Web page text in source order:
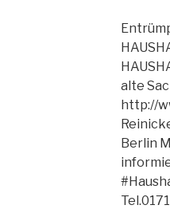
alte
http://
Berlin